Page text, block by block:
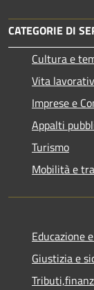
CATEGORIE DI
Cultura e
Vita
Imprese e
Appalti
Turismo
Mobilità e
Educazione
Giustizia e